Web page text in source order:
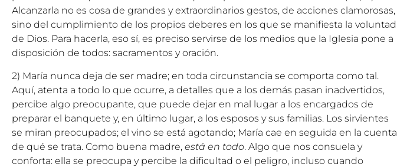
Alcanzarla no es cosa de grandes y extraordinarios gestos, de acciones clamorosas,
sino del cumplimiento de los propios deberes en los que se manifiesta la voluntad
de Dios. Para hacerla, eso sí, es preciso servirse de los medios que la Iglesia pone a
disposición de todos: sacramentos y oración.
2) María nunca deja de ser madre; en toda circunstancia se comporta como tal.
Aquí, atenta a todo lo que ocurre, a detalles que a los demás pasan inadvertidos,
percibe algo preocupante, que puede dejar en mal lugar a los encargados de
preparar el banquete y, en último lugar, a los esposos y sus familias. Los sirvientes
se miran preocupados; el vino se está agotando; María cae en seguida en la cuenta
de qué se trata. Como buena madre, está en todo. Algo que nos consuela y
conforta: ella se preocupa y percibe la dificultad o el peligro, incluso cuando